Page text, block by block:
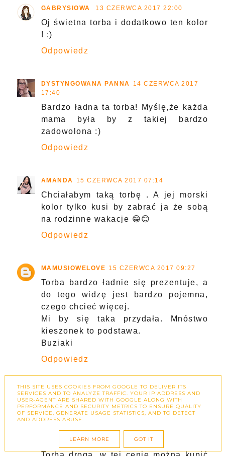
GABRYSIOWA 13 CZERWCA 2017 22:00
Oj świetna torba i dodatkowo ten kolor
! :)
Odpowiedz
DYSTYNGOWANA PANNA
14 CZERWCA 2017
17:40
Bardzo ładna ta torba! Myślę,że każda
mama była by z takiej bardzo
zadowolona :)
Odpowiedz
AMANDA 15 CZERWCA 2017 07:14
Chciałabym taką torbę . A jej morski
kolor tylko kusi by zabrać ja że sobą
na rodzinne wakacje 😁😊
Odpowiedz
MAMUSIOWELOVE 15 CZERWCA 2017 09:27
Torba bardzo ładnie się prezentuje, a
do tego widzę jest bardzo pojemna,
czego chcieć więcej.
Mi by się taka przydała. Mnóstwo
kieszonek to podstawa.
Buziaki
Odpowiedz
GRANIVERA 16 CZERWCA 2017 23:21
Nie podoba mi się , że butelki i inne
akcesoria są praktycznie na wierzchu.
Jak ktoś ma starsze dziecko to one
wszystko bez problemu powyciąga.
THIS SITE USES COOKIES FROM GOOGLE TO DELIVER ITS
SERVICES AND TO ANALYZE TRAFFIC. YOUR IP ADDRESS AND
USER-AGENT ARE SHARED WITH GOOGLE ALONG WITH
PERFORMANCE AND SECURITY METRICS TO ENSURE QUALITY
OF SERVICE, GENERATE USAGE STATISTICS, AND TO DETECT
AND ADDRESS ABUSE.
LEARN MORE GOT IT